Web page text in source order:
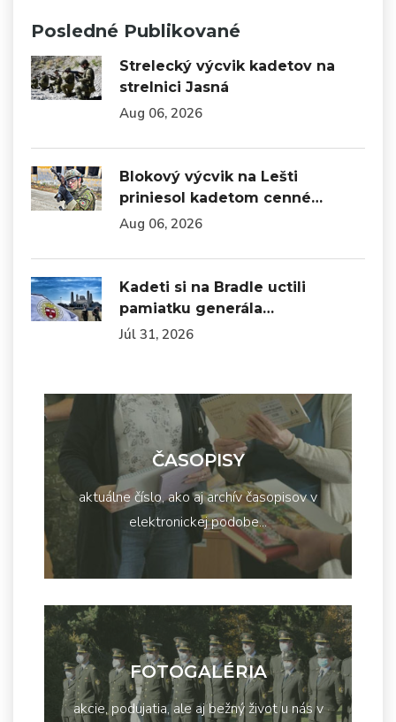
Posledné Publikované
Strelecký výcvik kadetov na
strelnici Jasná
Aug 06, 2026
Blokový výcvik na Lešti
priniesol kadetom cenné…
Aug 06, 2026
Kadeti si na Bradle uctili
pamiatku generála…
Júl 31, 2026
ČASOPISY
aktuálne číslo, ako aj archív časopisov v
elektronickej podobe...
FOTOGALÉRIA
akcie, podujatia, ale aj bežný život u nás v